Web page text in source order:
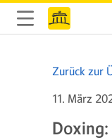
Zurück zur
11. März